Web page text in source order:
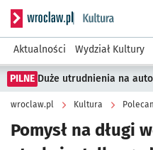
Serwis informacyjny
Aktualności Wydział Kultury
PILNE Duże utrudnienia na
wroclaw.pl Kultura
Pomysł na długi